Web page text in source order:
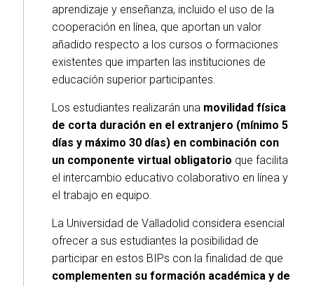
aprendizaje y enseñanza, incluido el uso de la
cooperación en línea, que aportan un valor
añadido respecto a los cursos o formaciones
existentes que imparten las instituciones de
educación superior participantes.
Los estudiantes realizarán una movilidad física
de corta duración en el extranjero (mínimo 5
días y máximo 30 días) en combinación con
un componente virtual obligatorio que facilita
el intercambio educativo colaborativo en línea y
el trabajo en equipo.
La Universidad de Valladolid considera esencial
ofrecer a sus estudiantes la posibilidad de
participar en estos BIPs con la finalidad de que
complementen su formación académica y de